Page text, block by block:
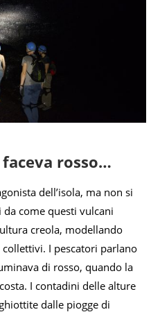
rosso…
dell’isola, ma non si
come questi vulcani
creola, modellando
I pescatori parlano
di rosso, quando la
I contadini delle alture
dalle piogge di